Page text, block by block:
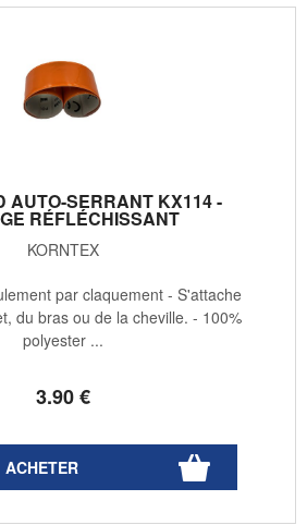
AUTO-SERRANT KX114 -
RÉFLÉCHISSANT
KORNTEX
3.90€
par claquement - S'attache
du bras ou de la cheville. - 100%
polyester ...